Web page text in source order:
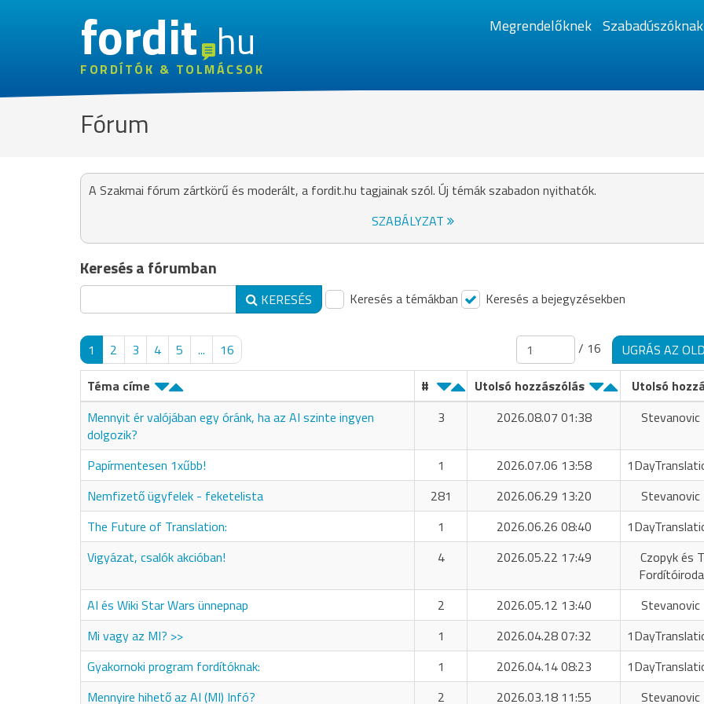
fordithu
FORDÍTÓK & TOLMÁCSOK
Megrendelőknek Szabadúszóknak
Fórum
A Szakmai fórum zártkörű és moderált, a fordit.hu tagjainak szól. Új témák szabadon nyithatók.
SZABÁLYZAT
Keresés a fórumban
KERESÉS Keresés a témákban Keresés a bejegyzésekben
1 2 3 4 5 ... 16 / 16
UGRÁS AZ
Téma címe
# Utolsó hozzászólás
Utolsó
Mennyit ér valójában egy óránk, ha az AI szinte ingyen
dolgozik?
3 2026.08.07 01:38 Stevanovic
Papírmentesen 1xűbb! 1 2026.07.06 13:58
Nemfizető ügyfelek - feketelista
281 2026.06.29 13:20
Stevanovic
The Future of Translation:
1 2026.06.26 08:40
Vigyázat, csalók akcióban!
4 2026.05.22 17:49
Czopyk és
AI és Wiki Star Wars ünnepnap
2 2026.05.12 13:40
Stevanovic
Mi vagy az MI? >>
1 2026.04.28 07:32
Gyakornoki program fordítóknak:
1 2026.04.14 08:23
Mennyire hihető az AI (MI) Infó?
2 2026.03.18 11:55 Stevanovic